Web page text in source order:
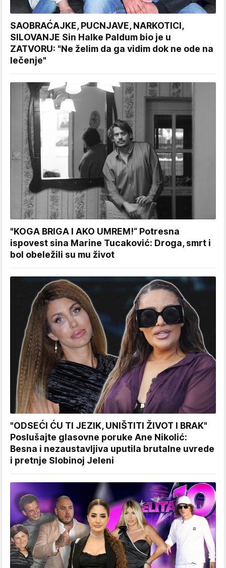
SAOBRAĆAJKE, PUCNJAVE, NARKOTICI,
SILOVANJE Sin Halke Paldum bio je u
ZATVORU: "Ne želim da ga vidim dok ne ode na
lečenje"
"KOGA BRIGA I AKO UMREM!“ Potresna
ispovest sina Marine Tucaković: Droga, smrt i
bol obeležili su mu život
"ODSEĆI ĆU TI JEZIK, UNIŠTITI ŽIVOT I BRAK"
Poslušajte glasovne poruke Ane Nikolić:
Besna i nezaustavljiva uputila brutalne uvrede
i pretnje Slobinoj Jeleni